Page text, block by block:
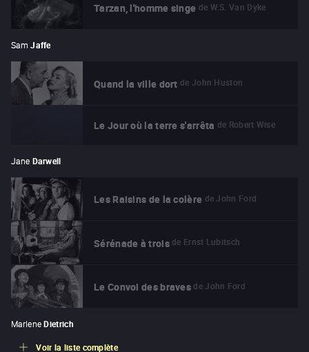
Tarzan, l'homme singe de W.S. Van Dyke
Sam Jaffe
Quand la ville dort de John Huston
Le Jour où la terre s'arrêta de Robert Wise
Jane Darwell
Les Raisins de la colère de John Ford
Sérénade à trois de Ernst Lubitsch
Le Convoi des braves de John Ford
Marlene Dietrich
Voir la liste complète